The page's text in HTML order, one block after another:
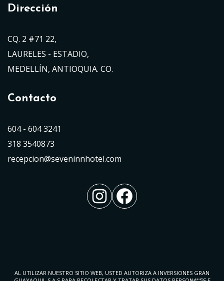
Dirección
CQ. 2 #71 22,
LAURELES - ESTADIO,
MEDELLÍN, ANTIOQUIA. CO.
Contacto
604 - 604 3241
318 3540873
recepcion@seveninnhotel.com
Instagram
Facebook
AL UTILIZAR NUESTRO SITIO WEB, USTED AUTORIZA A INVERSIONES GRAN